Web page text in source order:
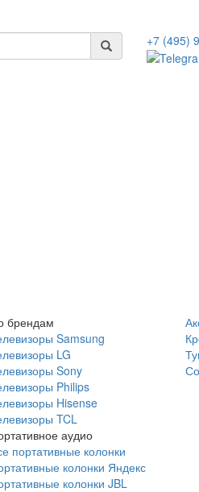
+7 (495)
брендам
Samsung
LG
Sony
Philips
Hisense
TCL
аудио
портативные колонки
колонки Яндекс
колонки JBL